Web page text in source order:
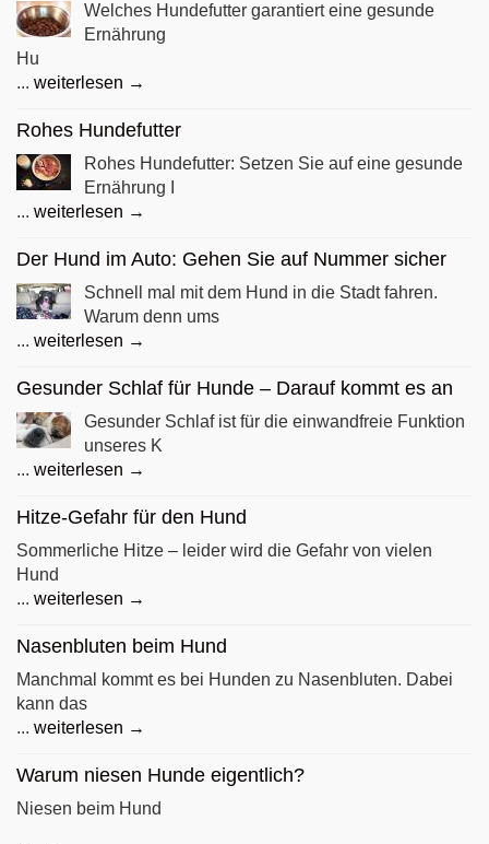
Welches Hundefutter garantiert eine gesunde
Ernährung
Hu
... weiterlesen →
Rohes Hundefutter
Rohes Hundefutter: Setzen Sie auf eine gesunde
Ernährung I
... weiterlesen →
Der Hund im Auto: Gehen Sie auf Nummer sicher
Schnell mal mit dem Hund in die Stadt fahren.
Warum denn ums
... weiterlesen →
Gesunder Schlaf für Hunde – Darauf kommt es an
Gesunder Schlaf ist für die einwandfreie Funktion
unseres K
... weiterlesen →
Hitze-Gefahr für den Hund
Sommerliche Hitze – leider wird die Gefahr von vielen
Hund
... weiterlesen →
Nasenbluten beim Hund
Manchmal kommt es bei Hunden zu Nasenbluten. Dabei
kann das
... weiterlesen →
Warum niesen Hunde eigentlich?
Niesen beim Hund